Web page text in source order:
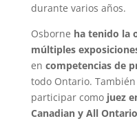
durante varios años.
Osborne ha tenido la
múltiples
en competencias de
todo Ontario.
participar como juez
Canadian y All Ontario